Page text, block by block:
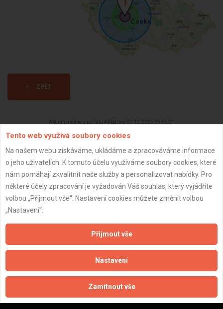
ZPĚT
Aktualizováno z portálu ARES dne 01.12.2025 15:45:01
Důležité informace
Naše firmy a řemeslníci
Zásady pro používání souborů cookie
Obchodní podmínky (zprostředkování)
Obchodní podmínky (rozpočtování)
Reference
Naše excelové tabulky online
Naše služby
Tento web využívá soubory cookies
Na našem webu získáváme, ukládáme a zpracováváme informace
o jeho uživatelích. K tomuto účelu využíváme soubory cookies, které
nám pomáhají zkvalitnit naše služby a personalizovat nabídky. Pro
některé účely zpracování je vyžadován Váš souhlas, který vyjádříte
volbou „Přijmout vše“. Nastavení cookies můžete změnit volbou
„Nastavení“.
Přijmout vše
Nastavení
Zamítnout vše